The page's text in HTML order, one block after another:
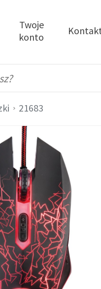
Twoje
konto
21683